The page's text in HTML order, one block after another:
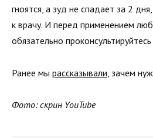
гноятся, а зуд не спадает за 2
к врачу. И перед применением
обязательно
Ранее мы рассказывали , зачем
Фото: скрин YouTube